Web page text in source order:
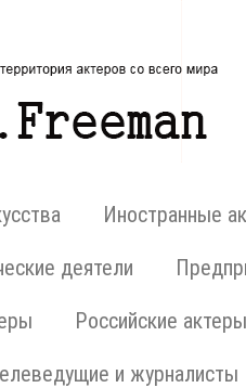
Иностранные
деятели
Российские актеры
и журналисты